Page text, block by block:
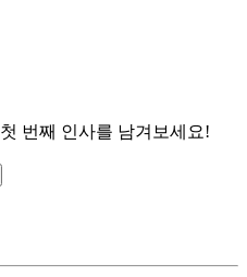
첫 번째 인사를 남겨보세요!